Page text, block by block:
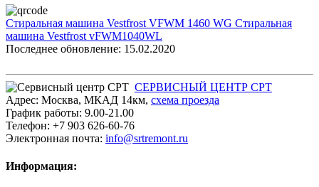
Стиральная машина Vestfrost VFWM 1460 WG Стиральная
машина Vestfrost vFWM1040WL
Последнее обновление: 15.02.2020
СЕРВИСНЫЙ ЦЕНТР СРТ
Адрес: Москва, МКАД 14км, cхема проезда
График работы: 9.00-21.00
Телефон: +7 903 626-60-76
Электронная почта: info@srtremont.ru
Информация: